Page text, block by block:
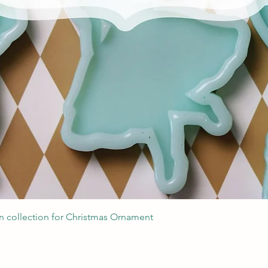
Podgląd
collection for Christmas Ornament